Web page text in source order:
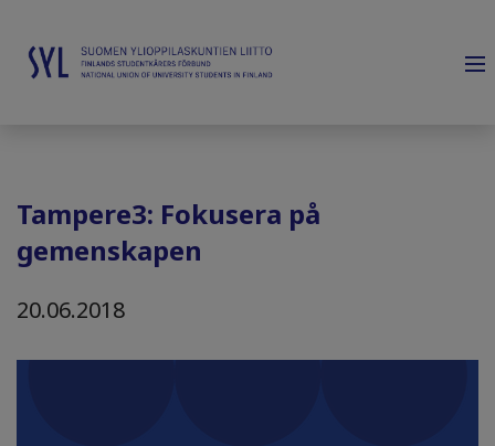
Tampere3: Fokusera på
gemenskapen
20.06.2018